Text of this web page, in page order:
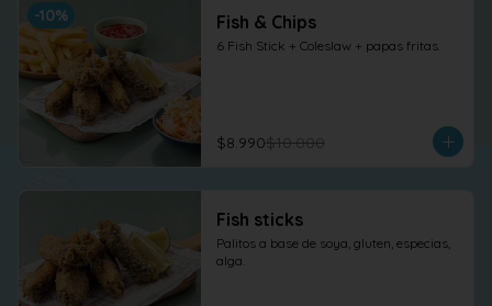
-10% Fish & Chips
6 Fish Stick + Coleslaw + papas fritas.
$8.990$10.000
Fish sticks
Palitos a base de soya, gluten, especias,
alga.